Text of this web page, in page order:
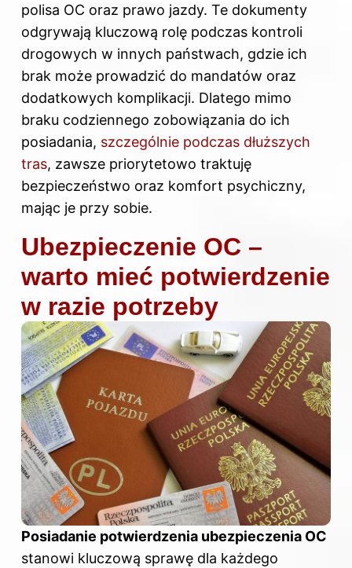
polisa OC oraz prawo jazdy. Te dokumenty
odgrywają kluczową rolę podczas kontroli
drogowych w innych państwach, gdzie ich
brak może prowadzić do mandatów oraz
dodatkowych komplikacji. Dlatego mimo
braku codziennego zobowiązania do ich
posiadania, szczególnie podczas dłuższych
tras, zawsze priorytetowo traktuję
bezpieczeństwo oraz komfort psychiczny,
mając je przy sobie.
Ubezpieczenie OC –
warto mieć potwierdzenie
w razie potrzeby
Posiadanie potwierdzenia ubezpieczenia OC
stanowi kluczową sprawę dla każdego